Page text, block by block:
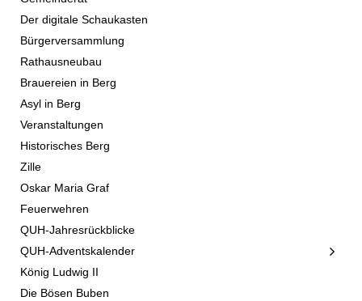
Der digitale Schaukasten
Bürgerversammlung
Rathausneubau
Brauereien in Berg
Asyl in Berg
Veranstaltungen
Historisches Berg
Zille
Oskar Maria Graf
Feuerwehren
QUH-Jahresrückblicke
QUH-Adventskalender
König Ludwig II
Die Bösen Buben